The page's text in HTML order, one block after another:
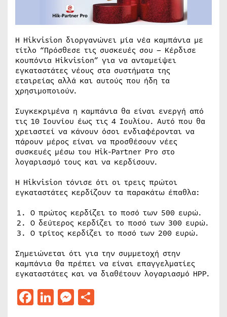
Η Hikvision διοργανώνει μία νέα καμπάνια με
τίτλο “Πρόσθεσε τις συσκευές σου – Κέρδισε
κουπόνια Hikvision” για να ανταμείψει
εγκαταστάτες νέους στα συστήματα της
εταιρείας αλλά και αυτούς που ήδη τα
χρησιμοποιούν.
Συγκεκριμένα η καμπάνια θα είναι ενεργή από
τις 10 Ιουνίου έως τις 4 Ιουλίου. Αυτό που θα
χρειαστεί να κάνουν όσοι ενδιαφέρονται να
πάρουν μέρος είναι να προσθέσουν νέες
συσκευές μέσω του Hik-Partner Pro στο
λογαριασμό τους και να κερδίσουν.
Η Hikvision τόνισε ότι οι τρεις πρώτοι
εγκαταστάτες κερδίζουν τα παρακάτω έπαθλα:
Ο πρώτος κερδίζει το ποσό των 500 ευρώ.
Ο δεύτερος κερδίζει το ποσό των 300 ευρώ.
Ο τρίτος κερδίζει το ποσό των 200 ευρώ.
Σημειώνεται ότι για την συμμετοχή στην
καμπάνια θα πρέπει να είναι επαγγελματίες
εγκαταστάτες και να διαθέτουν λογαριασμό HPP.
Facebook
LinkedIn
Messenger